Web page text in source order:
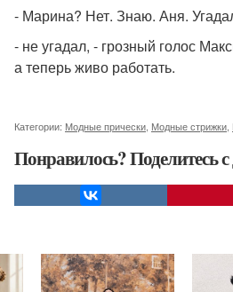
- Марина? Нет. Знаю. Аня.
- не угадал, - грозный голос
а теперь живо работать.
Категории: Модные прически Модные стрижки
Понравилось? Поделитесь